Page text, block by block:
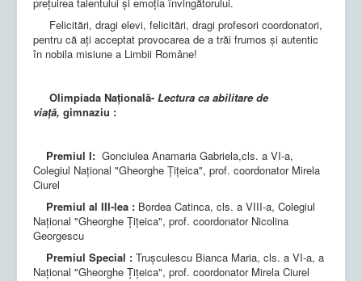
prețuirea talentului și emoția învingătorului.
Felicitări, dragi elevi, felicitări, dragi profesori coordonatori,
pentru că ați acceptat provocarea de a trăi frumos și autentic
în nobila misiune a Limbii Române!
Olimpiada Națională- Lectura ca abilitare de
viață, gimnaziu :
Premiul I: Gonciulea Anamaria Gabriela,cls. a VI-a,
Colegiul Național "Gheorghe Țițeica", prof. coordonator Mirela
Ciurel
Premiul al III-lea : Bordea Catinca, cls. a VIII-a, Colegiul
Național "Gheorghe Țițeica", prof. coordonator Nicolina
Georgescu
Premiul Special : Trușculescu Bianca Maria, cls. a VI-a, a
Național "Gheorghe Țițeica", prof. coordonator Mirela Ciurel